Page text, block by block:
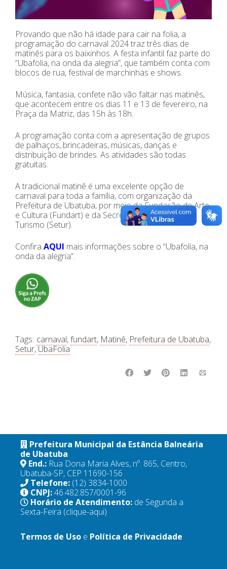
Provando que não há idade para cair na folia, a
programação do carnaval 2024 traz três dias de
matinês para os baixinhos. A festa infantil faz parte do
“Ubafolia, na onda da alegria”, que também conta com
blocos de rua, festival de marchinhas e shows.
Música, fantasia, confete não vão faltar nas matinês,
que acontecem entre os dias 11 e 13 de fevereiro, na
Praça da Matriz, das 15h às 18h.
A programação conta com a apresentação de grupos
de palhaços, brincadeiras, músicas, danças e
distribuição de brindes. As atividades são todas
gratuitas.
A tradicional matinê é uma excelente opção de
carnaval para toda a família, com organização da
Prefeitura de Ubatuba, por meio da Fundação de Arte
e Cultura (Fundart) e da Secretaria Municipal de
Turismo (Setur).
Confira AQUI mais informações sobre o “Ubafolia, na
onda da alegria”.
Tags: carnaval,fundart, Matinê, Prefeitura de Ubatuba,
Setur,UbaFolia
Prefeitura Municipal da Estância Balneária
de Ubatuba
End.: Rua Dona Maria Alves, nº. 865, Centro,
Ubatuba-SP, CEP 11690-156
Telefone: (12) 3834-1000
CNPJ:46.482.857/0001-96
Horário de Atendimento: de Segunda a
Sexta-Feira (clique-aqui)
Termos de Uso e Política de Privacidade